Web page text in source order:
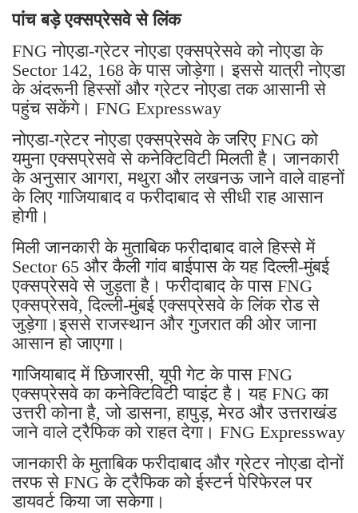
पांच बड़े एक्सप्रेसवे से लिंक
FNG नोएडा-ग्रेटर नोएडा एक्सप्रेसवे को नोएडा के
Sector 142, 168 के पास जोड़ेगा। इससे यात्री नोएडा
के अंदरूनी हिस्सों और ग्रेटर नोएडा तक आसानी से
पहुंच सकेंगे। FNG Expressway
नोएडा-ग्रेटर नोएडा एक्सप्रेसवे के जरिए FNG को
यमुना एक्सप्रेसवे से कनेक्टिविटी मिलती है। जानकारी
के अनुसार आगरा, मथुरा और लखनऊ जाने वाले वाहनों
के लिए गाजियाबाद व फरीदाबाद से सीधी राह आसान
होगी।
मिली जानकारी के मुताबिक फरीदाबाद वाले हिस्से में
Sector 65 और कैली गांव बाईपास के यह दिल्ली-मुंबई
एक्सप्रेसवे से जुड़ता है। फरीदाबाद के पास FNG
एक्सप्रेसवे, दिल्ली-मुंबई एक्सप्रेसवे के लिंक रोड से
जुड़ेगा।इससे राजस्थान और गुजरात की ओर जाना
आसान हो जाएगा।
गाजियाबाद में छिजारसी, यूपी गेट के पास FNG
एक्सप्रेसवे का कनेक्टिविटी प्वाइंट है। यह FNG का
उत्तरी कोना है, जो डासना, हापुड़, मेरठ और उत्तराखंड
जाने वाले ट्रैफिक को राहत देगा। FNG Expressway
जानकारी के मुताबिक फरीदाबाद और ग्रेटर नोएडा दोनों
तरफ से FNG के ट्रैफिक को ईस्टर्न पेरिफेरल पर
डायवर्ट किया जा सकेगा।